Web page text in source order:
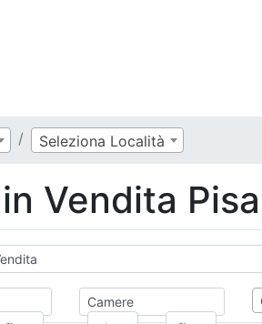
Seleziona Località
Vendita Pisa
Camere